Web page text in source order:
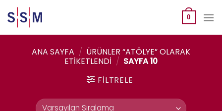
to
content
0
ANA SAYFA / ÜRÜNLER “ATÖLYE” OLARAK
ETIKETLENDI / SAYFA 10
FILTRELE